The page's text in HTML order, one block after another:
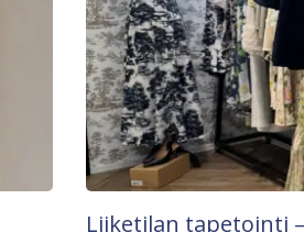
Liiketilan tapetointi